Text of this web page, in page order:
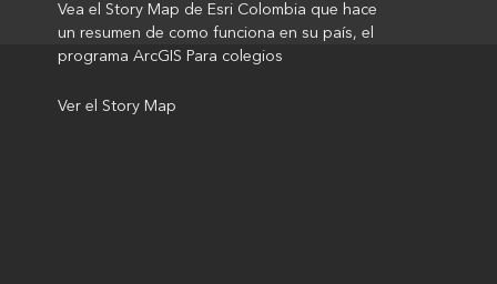
Vea el Story Map de Esri Colombia que hace
un resumen de como funciona en su país, el
programa ArcGIS Para colegios
Ver el Story Map